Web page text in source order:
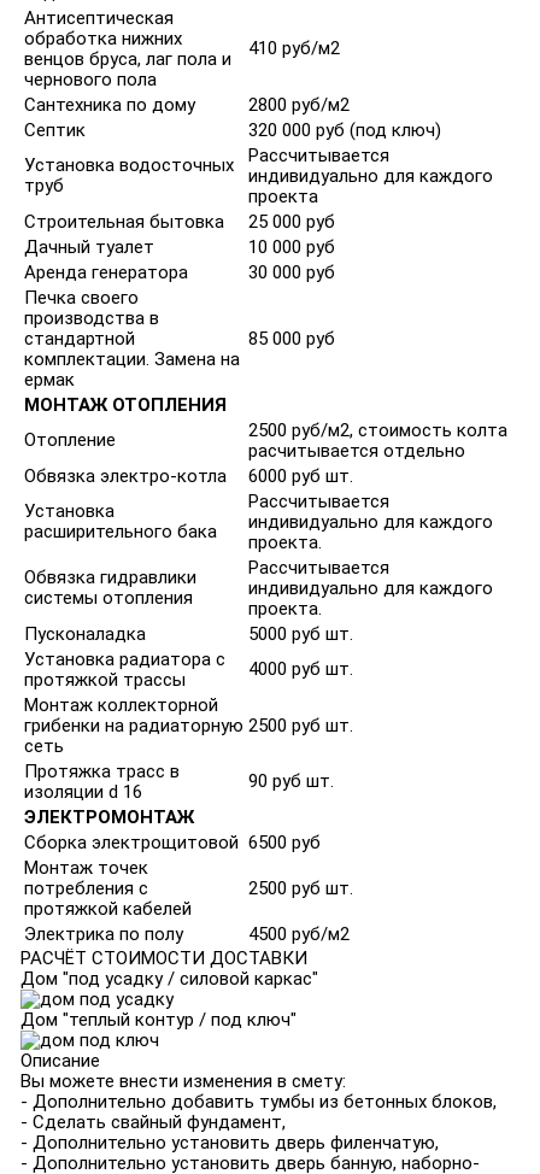
Антисептическая
обработка нижних
венцов бруса, лаг пола и
чернового пола
410 руб/м2
Сантехника по дому
2800 руб/м2
Септик
320 000 руб (под ключ)
Установка водосточных
труб
Рассчитывается
индивидуально для каждого
проекта
Строительная бытовка
25 000 руб
Дачный туалет
10 000 руб
Аренда генератора
30 000 руб
Печка своего
производства в
стандартной
комплектации. Замена на
ермак
85 000 руб
МОНТАЖ ОТОПЛЕНИЯ
Отопление
2500 руб/м2, стоимость колта
расчитывается отдельно
Обвязка электро-котла
6000 руб шт.
Установка
расширительного бака
Рассчитывается
индивидуально для каждого
проекта.
Обвязка гидравлики
системы отопления
Рассчитывается
индивидуально для каждого
проекта.
Пусконаладка
5000 руб шт.
Установка радиатора с
протяжкой трассы
4000 руб шт.
Монтаж коллекторной
грибенки на радиаторную
сеть
2500 руб шт.
Протяжка трасс в
изоляции d 16
90 руб шт.
ЭЛЕКТРОМОНТАЖ
Сборка электрощитовой 6500 руб
Монтаж точек
потребления с
протяжкой кабелей
2500 руб шт.
Электрика по полу
4500 руб/м2
РАСЧЁТ СТОИМОСТИ ДОСТАВКИ
Дом "под усадку / силовой каркас"
Дом "теплый контур / под ключ"
Описание
Вы можете внести изменения в смету:
- Дополнительно добавить тумбы из бетонных блоков,
- Сделать свайный фундамент,
- Дополнительно установить дверь филенчатую,
- Дополнительно установить дверь банную, наборно-